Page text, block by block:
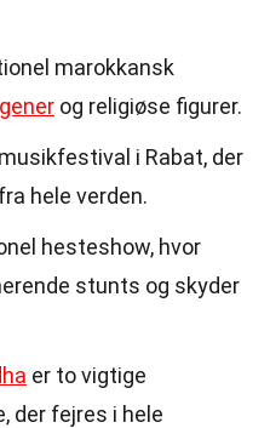
marokkansk
og religiøse figurer.
i Rabat, der
hele verden.
hesteshow, hvor
stunts og skyder
er to vigtige
der fejres i hele